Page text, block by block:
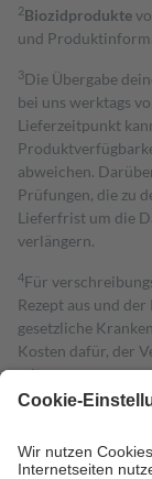
2Biozidprodukte
und
3Die Übergabe
bei uns werktags
Lieferzeitpunkt
abweichen.
Prüfungen, die zu
Lieferfrist um die
verlängern.
4Für
Rezept aus und
gesetzliche
Kosten dafür, der
mit.
Grundsätzlich
höchstens zehn
Kosten der